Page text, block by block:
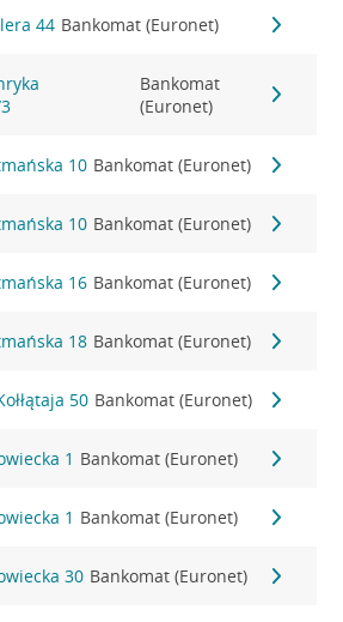
44 Bankomat (Euronet)
Bankomat
(Euronet)
10 Bankomat (Euronet)
10 Bankomat (Euronet)
16 Bankomat (Euronet)
18 Bankomat (Euronet)
50 Bankomat (Euronet)
1 Bankomat (Euronet)
1 Bankomat (Euronet)
30 Bankomat (Euronet)